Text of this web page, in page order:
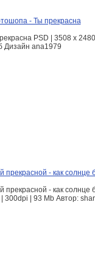
- Ты прекрасна
PSD | 3508 x
Дизайн аnа1979
прекрасной - как солнце
прекрасной - как солнце
300dpi | 93 Mb Автор: